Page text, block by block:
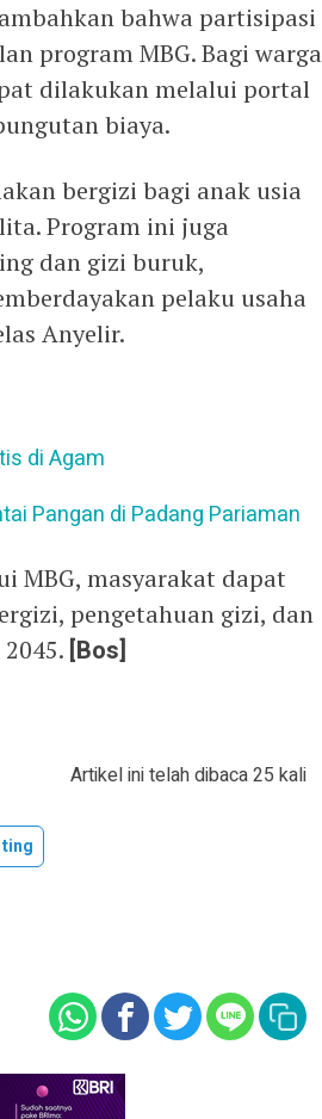
bahwa partisipasi
program MBG. Bagi warga
dilakukan melalui portal
biaya.
bergizi bagi anak usia
Program ini juga
dan gizi buruk,
pelaku usaha
Anyelir.
di Agam
Pangan di Padang Pariaman
MBG, masyarakat dapat
pengetahuan gizi, dan
[Bos]
Artikel ini telah dibaca 25 kali